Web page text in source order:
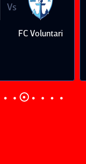
Vs
FC Voluntari